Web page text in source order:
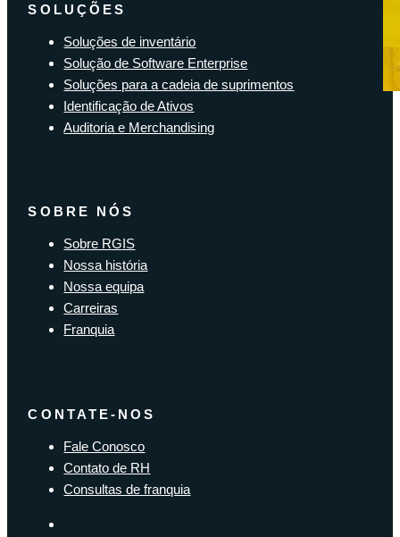
SOLUÇÕES
Soluções de inventário
Solução de Software Enterprise
Soluções para a cadeia de suprimentos
Identificação de Ativos
Auditoria e Merchandising
SOBRE NÓS
Sobre RGIS
Nossa história
Nossa equipa
Carreiras
Franquia
CONTATE-NOS
Fale Conosco
Contato de RH
Consultas de franquia